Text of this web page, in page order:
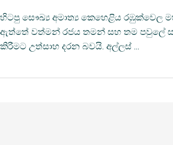
හිටපු සෞඛ්‍ය අමාත්‍ය කෙහෙළිය රඹුක්වෙල
ඇත්තේ වත්මන් රජය තමන් සහ තම පවුලේ
කිරීමට උත්සාහ දරන බවයි. අල්ලස් …